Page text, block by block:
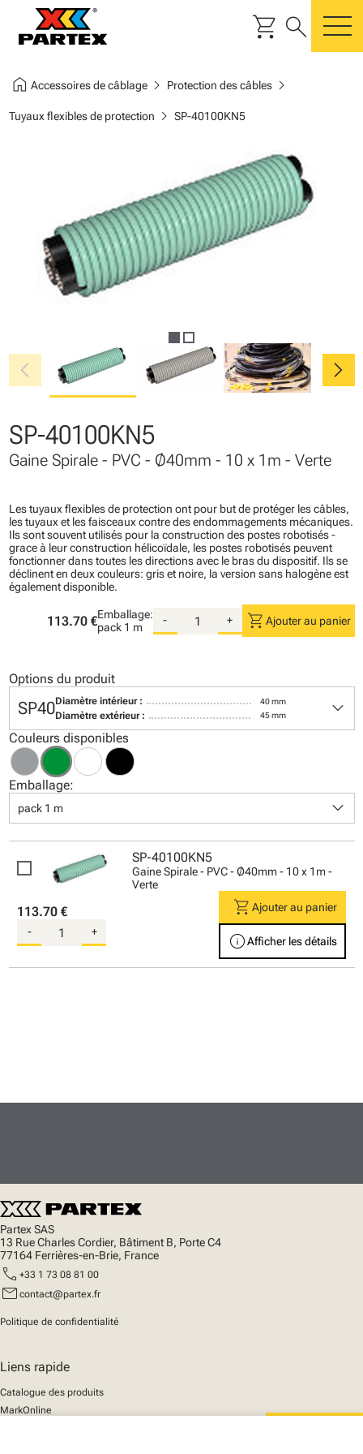
shopping_cart search
home Accessoires de câblagechevron_right Protection des câbleschevron_right
Tuyaux flexibles de protection chevron_right SP-40100KN5
chevron_left chevron_right
SP-40100KN5
Gaine Spirale - PVC - Ø40mm - 10 x 1m - Verte
Les tuyaux flexibles de protection ont pour but de protéger les câbles,
les tuyaux et les faisceaux contre des endommagements mécaniques.
Ils sont souvent utilisés pour la construction des postes robotisés -
grace à leur construction hélicoïdale, les postes robotisés peuvent
fonctionner dans toutes les directions avec le bras du dispositif. Ils se
déclinent en deux couleurs: gris et noire, la version sans halogène est
également disponible.
113.70 €Emballage:
pack 1 m
- + shopping_cart Ajouter au panier
Options du produit
SP40Diamètre intérieur : 40 mm
Diamètre extérieur : 45 mm keyboard_arrow_down
Couleurs disponibles
Emballage:
pack 1 m keyboard_arrow_down
SP-40100KN5
Gaine Spirale - PVC - Ø40mm - 10 x 1m -
Verte
113.70 €
- +
shopping_cart Ajouter au panier
infoAfficher les détails
Partex SAS
13 Rue Charles Cordier, Bâtiment B, Porte C4
77164 Ferrières-en-Brie, France
call +33 1 73 08 81 00
mail contact@partex.fr
Politique de confidentialité
Liens rapide
Catalogue des produits
MarkOnline